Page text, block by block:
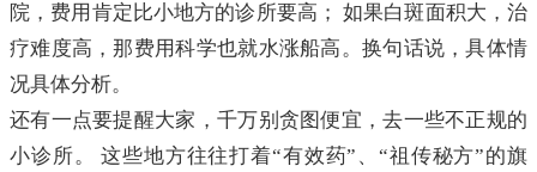
院，费用肯定比小地方的诊所要高； 如果白斑面积大，治
疗难度高，那费用科学也就水涨船高。换句话说，具体情
况具体分析。
还有一点要提醒大家，千万别贪图便宜，去一些不正规的
小诊所。 这些地方往往打着“有效药”、“祖传秘方”的旗